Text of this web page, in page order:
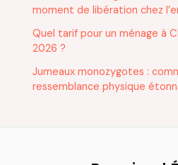
moment de libération chez
Quel tarif pour un ménage à
2026 ?
Jumeaux monozygotes :
ressemblance physique